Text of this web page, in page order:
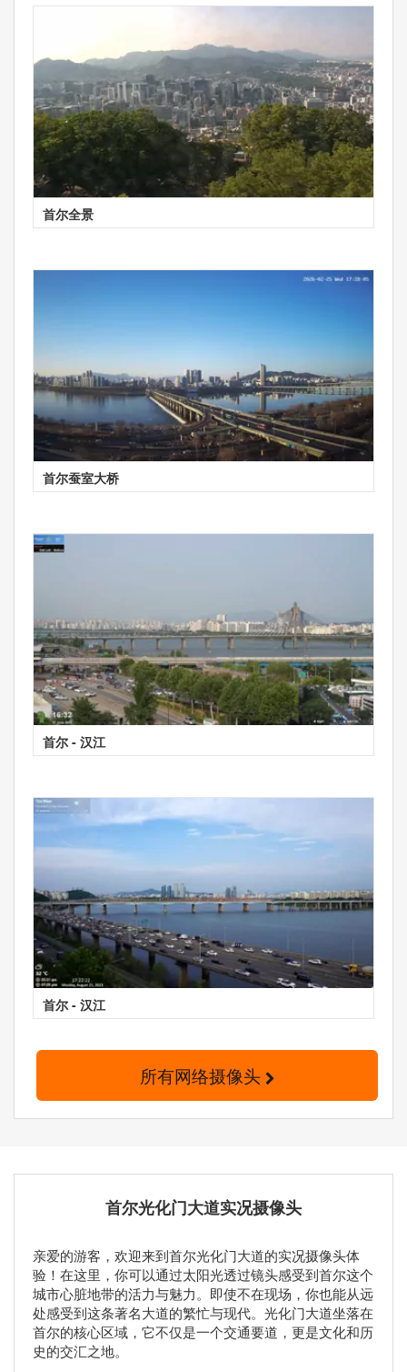
首尔全景
首尔蚕室大桥
首尔 - 汉江
首尔 - 汉江
所有网络摄像头
首尔光化门大道实况摄像头
亲爱的游客，欢迎来到首尔光化门大道的实况摄像头体
验！在这里，你可以通过太阳光透过镜头感受到首尔这个
城市心脏地带的活力与魅力。即使不在现场，你也能从远
处感受到这条著名大道的繁忙与现代。光化门大道坐落在
首尔的核心区域，它不仅是一个交通要道，更是文化和历
史的交汇之地。